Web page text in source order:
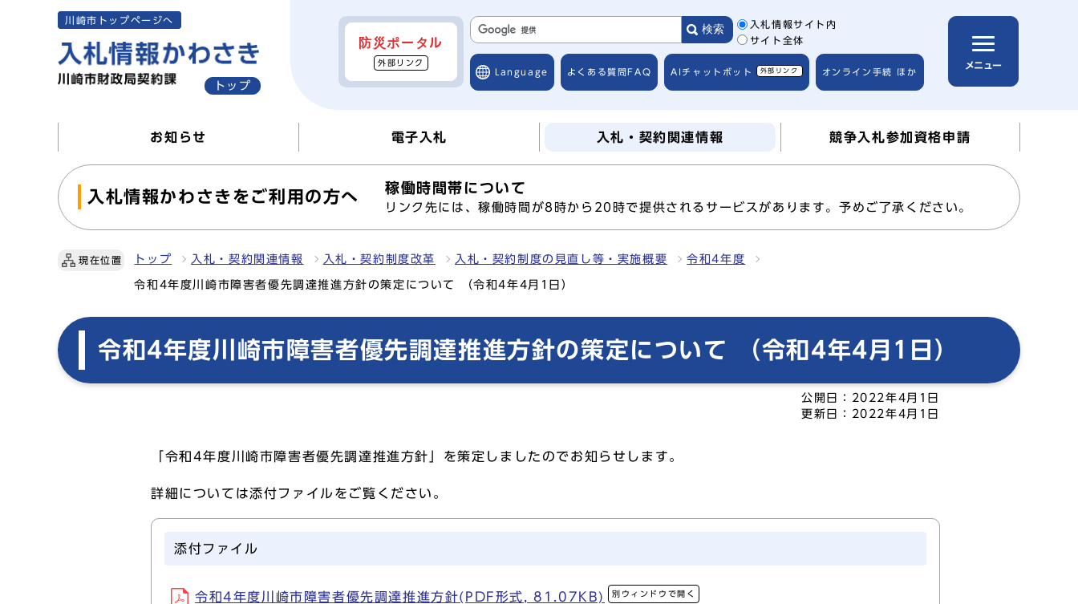
川崎市トップページへ
トップ
防災ポータル
外部リンク
検索 サイト内検索の範囲
入札情報サイト内
サイト全体
Language よくある質問 FAQ AIチャットボット 外部リンク オンライン手続 ほか
メニュー
お知らせ 電子入札 入札・契約関連情報 競争入札参加資格申請
入札情報かわさきをご利用の方へ
稼働時間帯について
リンク先には、稼働時間が8時から20時で提供されるサービスがあります。予めご了承ください。
現在位置 トップ 入札・契約関連情報 入札・契約制度改革 入札・契約制度の見直し等・実施概要 令和4年度
令和4年度川崎市障害者優先調達推進方針の策定について （令和4年4月1日）
令和4年度川崎市障害者優先調達推進方針の策定について （令和4年4月1日）
公開日：
2022年4月1日
更新日：
2022年4月1日
「令和4年度川崎市障害者優先調達推進方針」を策定しましたのでお知らせします。
詳細については添付ファイルをご覧ください。
添付ファイル
令和4年度川崎市障害者優先調達推進方針(PDF形式, 81.07KB) 別ウィンドウで開く